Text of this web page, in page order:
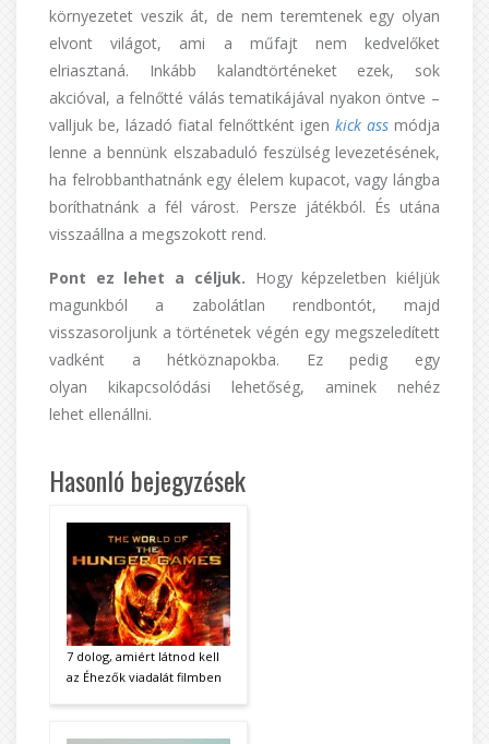
környezetet veszik át, de nem teremtenek egy olyan
elvont világot, ami a műfajt nem kedvelőket
elriasztaná. Inkább kalandtörténeket ezek, sok
akcióval, a felnőtté válás tematikájával nyakon öntve –
valljuk be, lázadó fiatal felnőttként igen kick ass módja
lenne a bennünk elszabaduló feszülség levezetésének,
ha felrobbanthatnánk egy élelem kupacot, vagy lángba
boríthatnánk a fél várost. Persze játékból. És utána
visszaállna a megszokott rend.
Pont ez lehet a céljuk. Hogy képzeletben kiéljük
magunkból a zabolátlan rendbontót, majd
visszasoroljunk a történetek végén egy megszeledített
vadként a hétköznapokba. Ez pedig egy
olyan kikapcsolódási lehetőség, aminek nehéz
lehet ellenállni.
Hasonló bejegyzések
7 dolog, amiért látnod kell
az Éhezők viadalát filmben